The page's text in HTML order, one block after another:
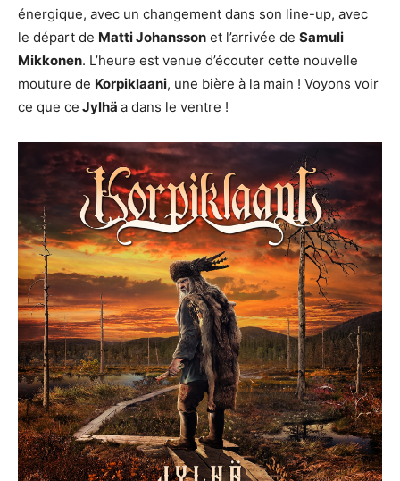
énergique, avec un changement dans son line-up, avec
le départ de Matti Johansson et l’arrivée de Samuli
Mikkonen. L’heure est venue d’écouter cette nouvelle
mouture de Korpiklaani, une bière à la main ! Voyons voir
ce que ce Jylhä a dans le ventre !